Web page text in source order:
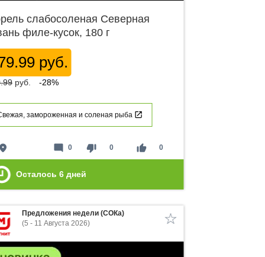
слабосоленая Северная
филе-кусок, 180 г
руб.
руб. -28%
замороженная и соленая рыба
place thumb_down 0 thumb_up 0
mode_comment 0
Осталось 6 дней
Предложения недели (СОКа)
(5 - 11 Августа 2026)